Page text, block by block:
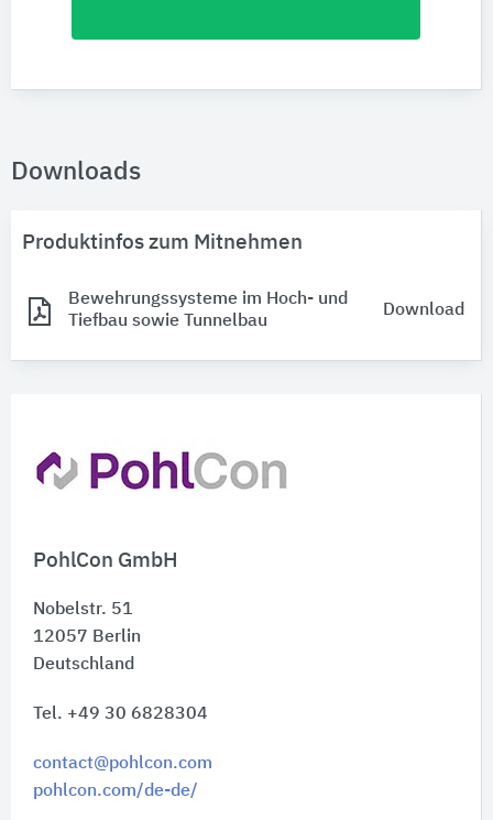
PohlCon GmbH
Nobelstr. 51
12057 Berlin
Deutschland
Tel. +49 30 6828304
contact@pohlcon.com
pohlcon.com/de-de/
Downloads
Produktinfos zum Mitnehmen
Bewehrungssysteme im Hoch- und
Tiefbau sowie Tunnelbau
Download